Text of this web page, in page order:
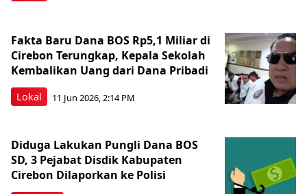
Lokal
Fakta Baru Dana BOS Rp5,1 Miliar di
Cirebon Terungkap, Kepala Sekolah
Kembalikan Uang dari Dana Pribadi
11 Jun 2026, 2:14 PM
Diduga Lakukan Pungli Dana BOS
SD, 3 Pejabat Disdik Kabupaten
Cirebon Dilaporkan ke Polisi